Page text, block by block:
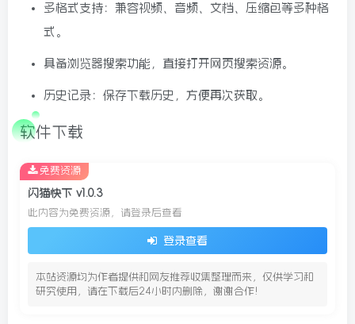
多格式支持：兼容视频、音频、文档、压缩包等多种格
式。
具备浏览器搜索功能，直接打开网页搜索资源。
历史记录：保存下载历史，方便再次获取。
软件下载
闪猫快下 v1.0.3
此内容为免费资源，请登录后查看
登录查看
本站资源均为作者提供和网友推荐收集整理而来，仅供学习和
研究使用，请在下载后24小时内删除，谢谢合作!
免费资源